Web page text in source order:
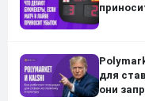
для
они